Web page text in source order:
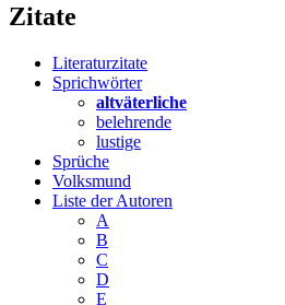
Zitate
Literaturzitate
Sprichwörter
altväterliche
belehrende
lustige
Sprüche
Volksmund
Liste der Autoren
A
B
C
D
E